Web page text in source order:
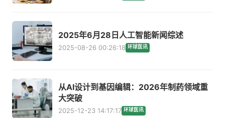
2025年6月28日人工智能新闻综述
2025-08-26 00:26:18 环球医讯
从AI设计到基因编辑：2026年制药领域重
大突破
2025-12-23 14:17:17 环球医讯